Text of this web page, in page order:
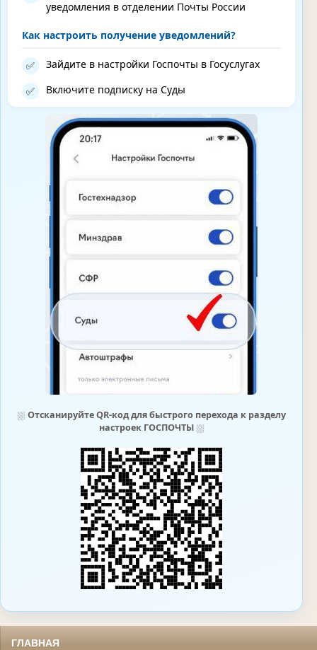
уведомления в отделении Почты России
Как настроить получение уведомлений?
✅ Зайдите в настройки Госпочты в Госуслугах
✅ Включите подписку на Суды
⛆ Отсканируйте QR-код для быстрого перехода к разделу
настроек ГОСПОЧТЫ⛆
ГЛАВНАЯ